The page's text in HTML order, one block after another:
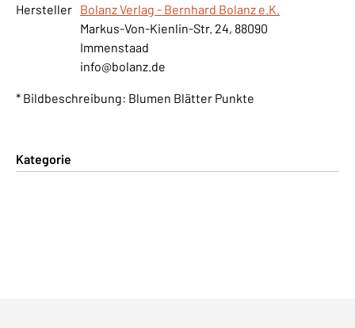
Hersteller Bolanz Verlag - Bernhard Bolanz e.K.
Markus-Von-Kienlin-Str. 24, 88090
Immenstaad
info@bolanz.de
* Bildbeschreibung: Blumen Blätter Punkte
Kategorie